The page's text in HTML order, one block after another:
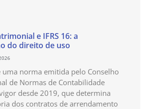
e IFRS 16: a
do direito de uso
uma norma emitida pelo Conselho
de Normas de Contabilidade
desde 2019, que determina
dos contratos de arrendamento